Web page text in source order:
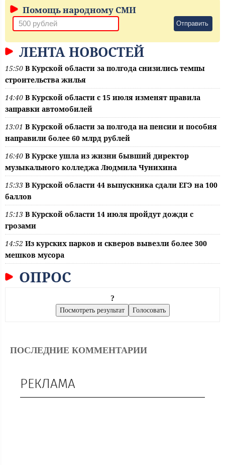
Помощь народному СМИ
Отправить
ЛЕНТА НОВОСТЕЙ
15:50 В Курской области за полгода снизились темпы
строительства жилья
14:40 В Курской области с 15 июля изменят правила
заправки автомобилей
13:01 В Курской области за полгода на пенсии и пособия
направили более 60 млрд рублей
16:40 В Курске ушла из жизни бывший директор
музыкального колледжа Людмила Чунихина
15:33 В Курской области 44 выпускника сдали ЕГЭ на 100
баллов
15:13 В Курской области 14 июля пройдут дожди с
грозами
14:52 Из курских парков и скверов вывезли более 300
мешков мусора
ОПРОС
?
ПОСЛЕДНИЕ КОММЕНТАРИИ
РЕКЛАМА